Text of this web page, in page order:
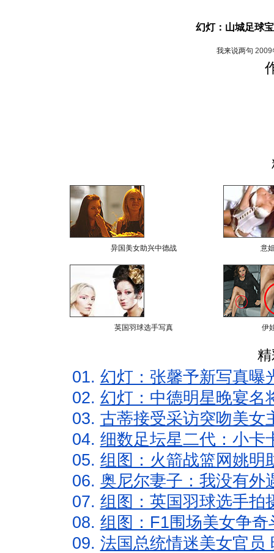
幻灯：山城足球
我来说两句 2009
异国美女助兴中德战 意
英国羽球选手写真 伊
01. 幻灯：张馨予新写真曝
02. 幻灯：中德明星晚宴名
03. 古蒂接受采访突吻美女
04. 细数足坛星二代：小卡
05. 组图：火箭战篮网姚明
06. 奥尼尔妻子：我没有外
07. 组图：英国羽球选手拍
08. 组图：F1围场美女争
09. 法国总统情迷美女官员